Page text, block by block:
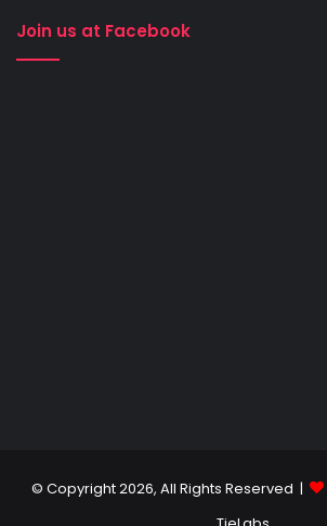
Join us at Facebook
© Copyright 2026, All Rights Reserved |